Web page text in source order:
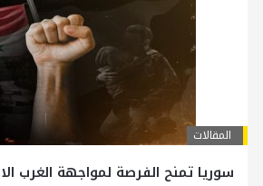
المقالات
سوريا تمنح الفرصة لمواجهة الغرب